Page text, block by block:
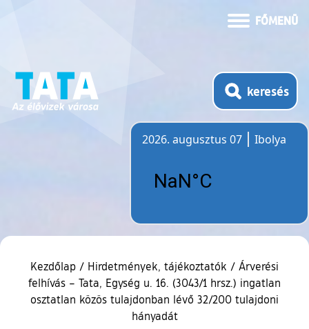
FŐMENÜ
keresés
2026. augusztus 07
Ibolya
Kezdőlap / Hirdetmények, tájékoztatók / Árverési
felhívás – Tata, Egység u. 16. (3043/1 hrsz.) ingatlan
osztatlan közös tulajdonban lévő 32/200 tulajdoni
hányadát